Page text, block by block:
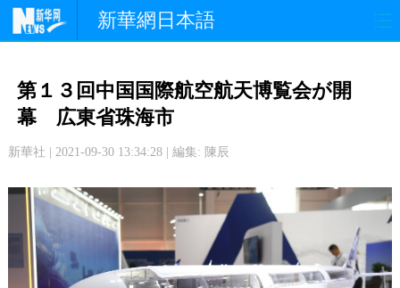
新華網日本語
文 化
中日交流 国 際
写 真
第１３回中国国際航空航天博覧会が開
幕 広東省珠海市
新華社 | 2021-09-30 13:34:28 | 編集: 陳辰